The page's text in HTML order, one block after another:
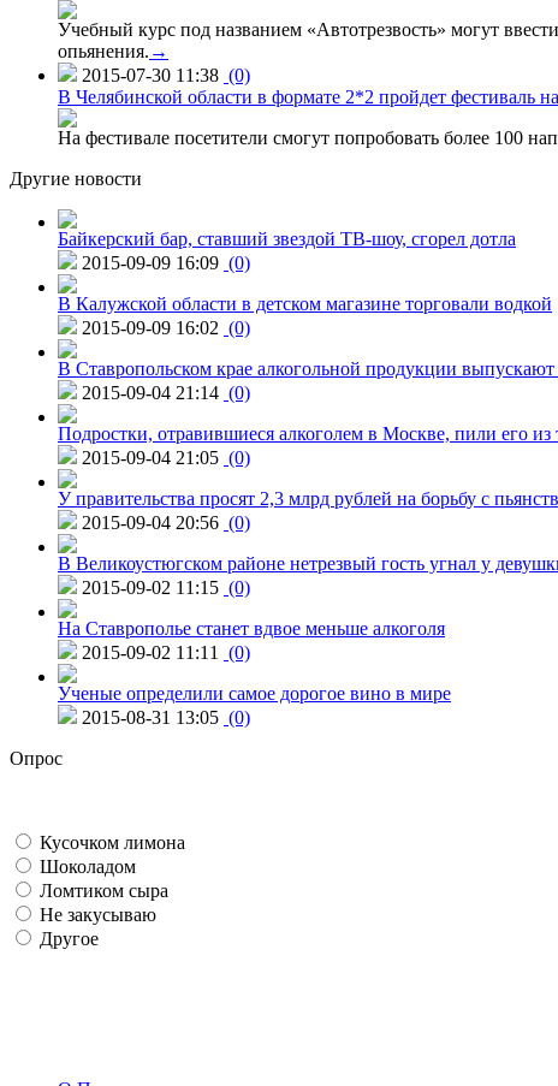
Учебный курс под названием «Автотрезвость» могут
опьянения. →
2015-07-30 11:38 (0)
В Челябинской области в формате 2*2 пройдет фестиваль
На фестивале посетители смогут попробовать более 100
Другие новости
Байкерский бар, ставший звездой ТВ-шоу, сгорел дотла
2015-09-09 16:09 (0)
В Калужской области в детском магазине торговали водкой
2015-09-09 16:02 (0)
В Ставропольском крае алкогольной продукции
2015-09-04 21:14 (0)
Подростки, отравившиеся алкоголем в Москве, пили его из
2015-09-04 21:05 (0)
У правительства просят 2,3 млрд рублей на борьбу с
2015-09-04 20:56 (0)
В Великоустюгском районе нетрезвый гость угнал у
2015-09-02 11:15 (0)
На Ставрополье станет вдвое меньше алкоголя
2015-09-02 11:11
(0)
Ученые определили самое дорогое вино в мире
2015-08-31 13:05 (0)
Опрос
Кусочком лимона
Шоколадом
Ломтиком сыра
Не закусываю
Другое